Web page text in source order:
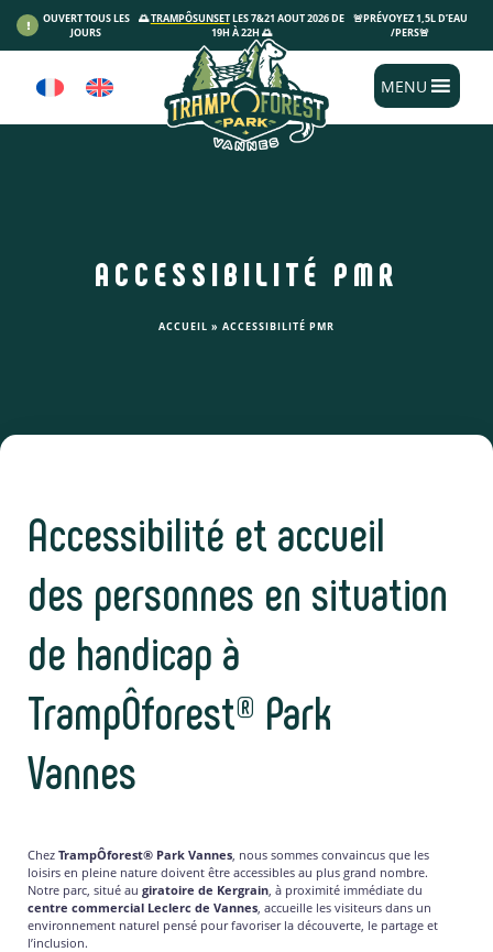
OUVERT TOUS LES
JOURS
🌅TRAMPÔSUNSETLES 7&21 AOUT 2026 DE
19H À 22H 🌅
🚨PRÉVOYEZ 1,5L D’EAU
/PERS🚨
MENU
ACCESSIBILITÉ PMR
ACCUEIL » ACCESSIBILITÉ PMR
Accessibilité et accueil
des personnes en situation
de handicap à
TrampÔforest® Park
Vannes
Chez TrampÔforest® Park Vannes , nous sommes convaincus que les
loisirs en pleine nature doivent être accessibles au plus grand nombre.
Notre parc, situé au giratoire de Kergrain , à proximité immédiate du
centre commercial Leclerc de Vannes , accueille les visiteurs dans un
environnement naturel pensé pour favoriser la découverte, le partage et
l’inclusion.
Panneau de gestion des cookies